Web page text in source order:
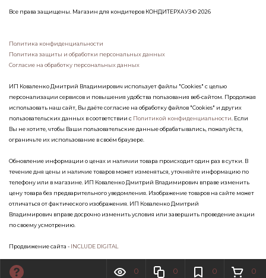
0 0 0 0
Все права защищены. Магазин для кондитеров КОНДИТЕРХАУЗ © 2026
Политика конфиденциальности
Политика защиты и обработки персональных данных
Согласие на обработку персональных данных
ИП Коваленко Дмитрий Владимирович использует файлы "Cookies" с целью
персонализации сервисов и повышения удобства пользования веб-сайтом. Продолжая
использовать наш сайт, Вы даёте согласие на обработку файлов "Cookies" и других
пользовательских данных в соответствии с Политикой конфиденциальности . Если
Вы не хотите, чтобы Ваши пользовательские данные обрабатывались, пожалуйста,
ограничьте их использование в своём браузере.
Обновление информации о ценах и наличии товара происходит один раз в сутки. В
течение дня цены и наличие товаров может изменяться, уточняйте информацию по
телефону или в магазине. ИП Коваленко Дмитрий Владимирович вправе изменить
цену товара без предварительного уведомления. Изображение товаров на сайте может
отличаться от фактического изображения. ИП Коваленко Дмитрий
Владимирович вправе досрочно изменить условия или завершить проведение акции
по своему усмотрению.
Продвижение сайта - INCLUDE DIGITAL